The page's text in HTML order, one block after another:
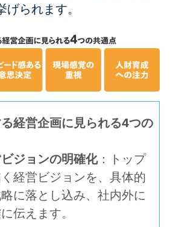
られます。
る経営企画に見られる4つの
ジョンの明確化：トップ
経営ビジョンを、具体的
に落とし込み、社内外に
伝えます。